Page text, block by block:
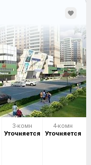
3-комн
Уточняется
4-комн
Уточняется